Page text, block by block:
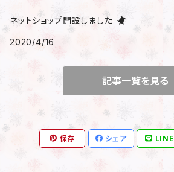
時計付きフラワーベース
包装
ブレスレット
その他
透明瓶（スリム）
透明瓶（ネコ）
透明瓶（ジャム）
イヤリング
マスキングテープ
シール
サンキューシール
フレークシール
ネットショップ開設しました
2020/4/16
記事一覧を見る
保存 シェア LINE